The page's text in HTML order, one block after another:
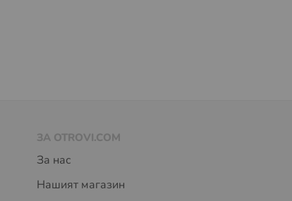
ЗА OTROVI.COM
За нас
Нашият магазин